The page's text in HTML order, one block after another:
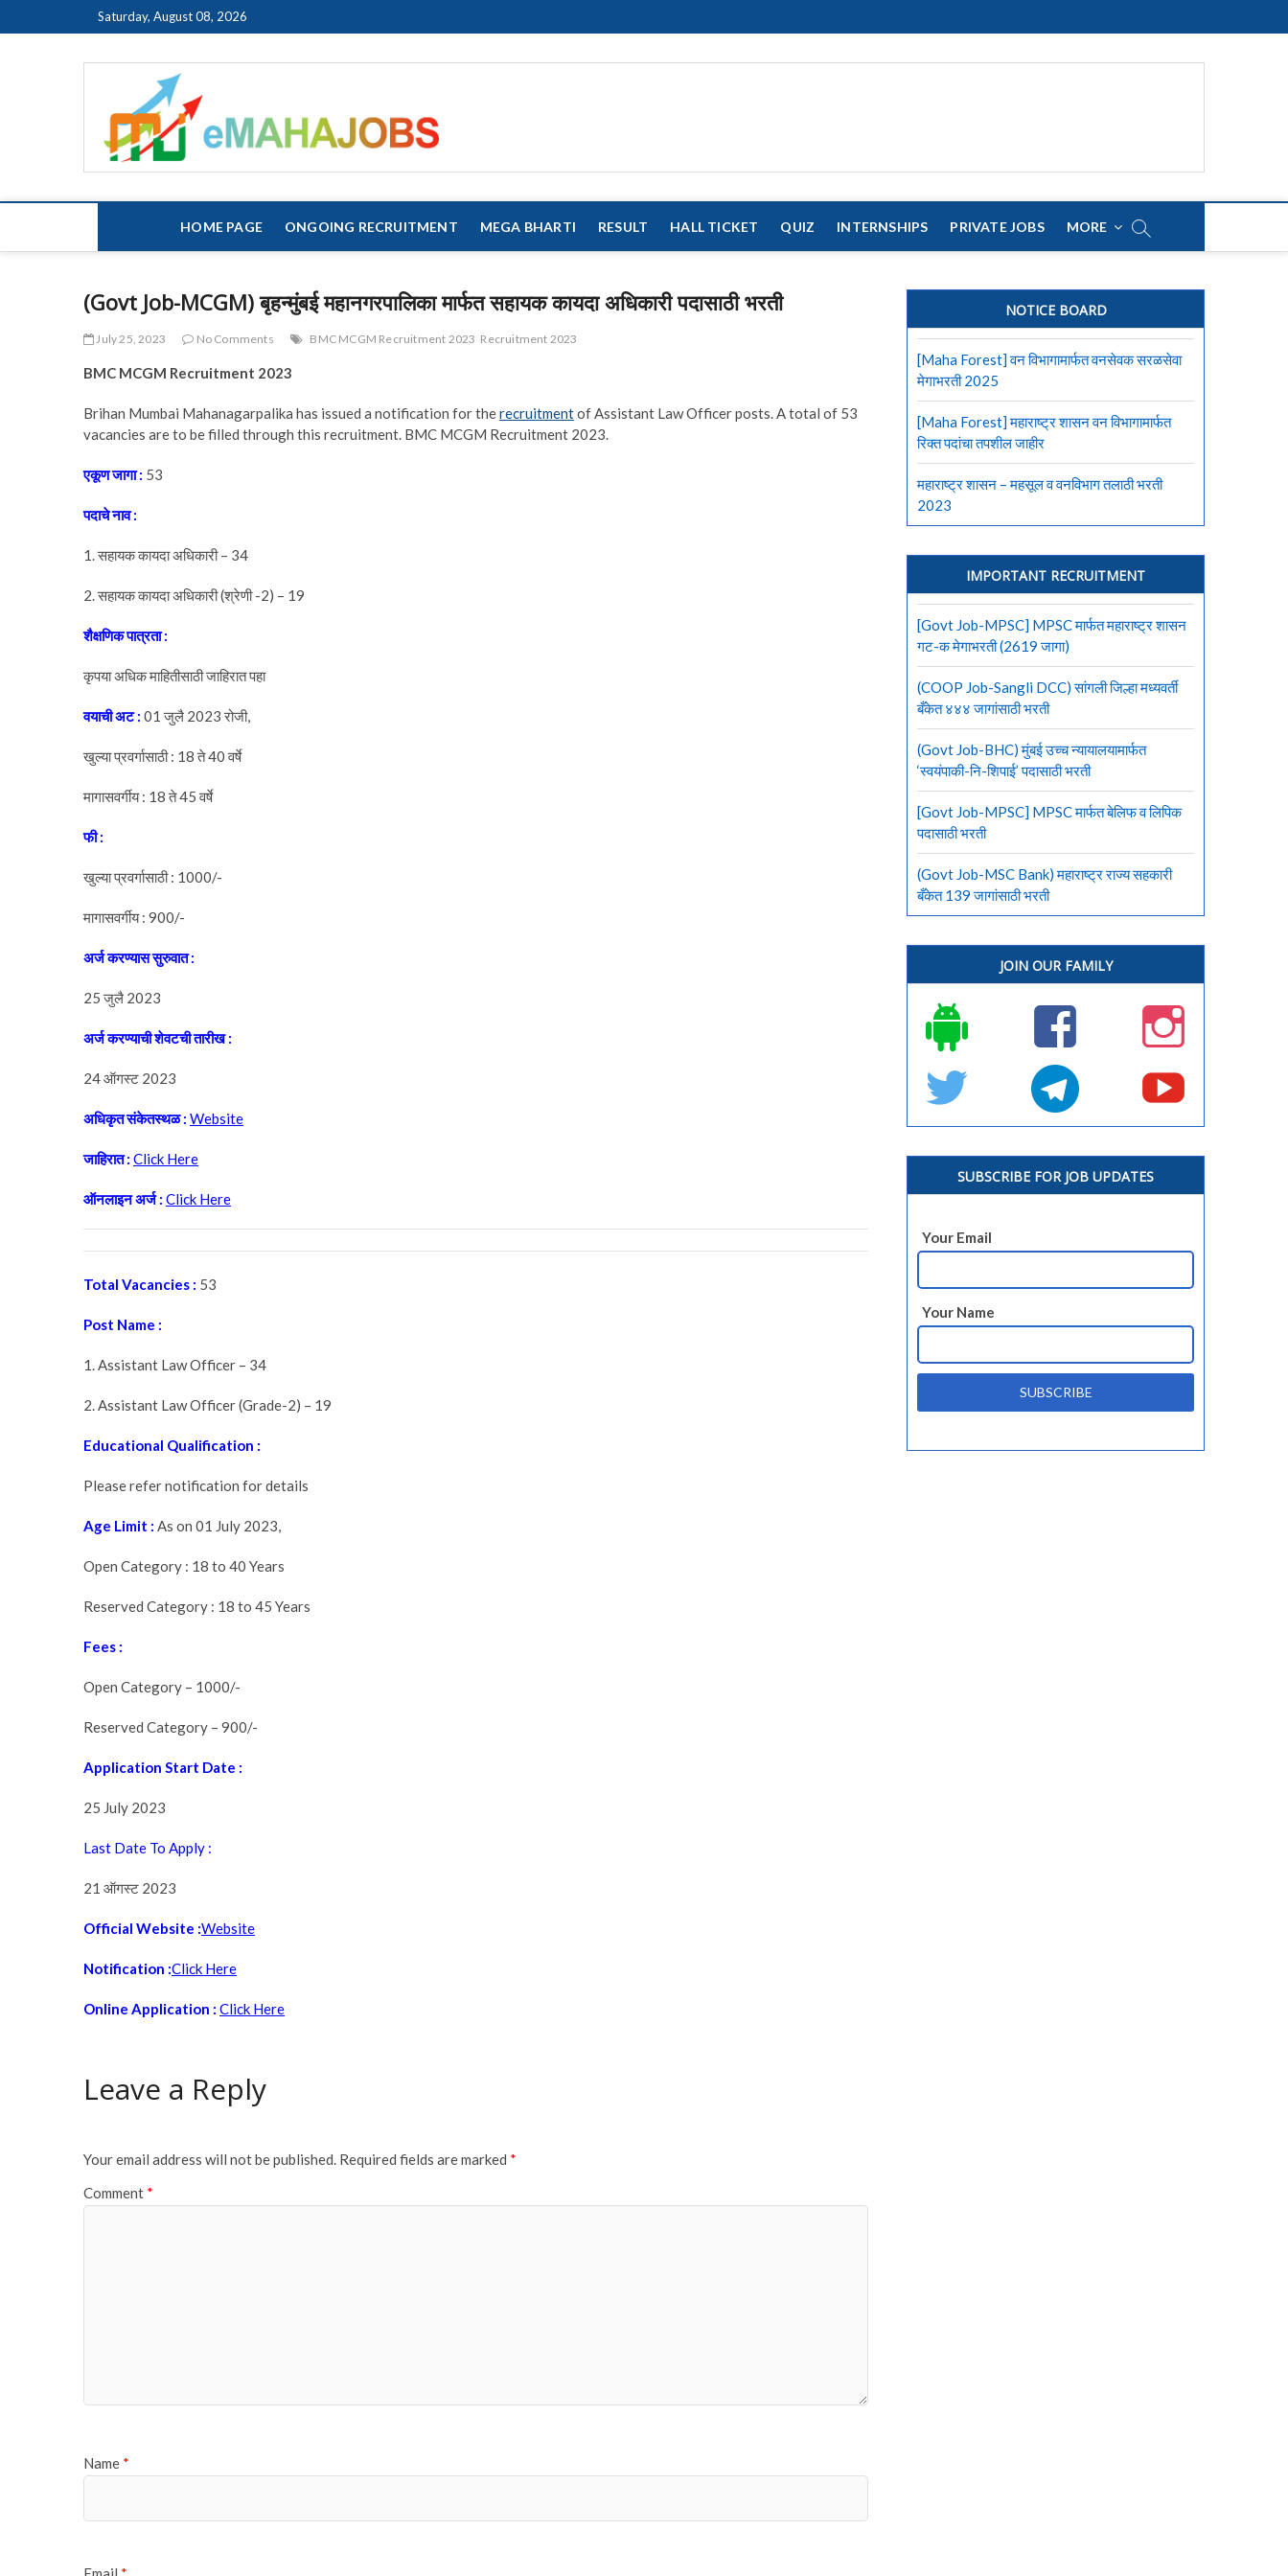
to
Saturday, August 08, 2026
HOME PAGE ONGOING RECRUITMENT MEGA BHARTI RESULT HALL TICKET QUIZ INTERNSHIPS PRIVATE JOBS MORE
(Govt Job-MCGM) बृहन्मुंबई महानगरपालिका मार्फत सहायक कायदा अधिकारी पदासाठी भरती
July 25, 2023 No Comments BMC MCGM Recruitment 2023 Recruitment 2023
BMC MCGM Recruitment 2023
Brihan Mumbai Mahanagarpalika has issued a notification for therecruitmentof Assistant Law Officer posts. A total of 53
vacancies are to be filled through this recruitment. BMC MCGM Recruitment 2023.
एकूण जागा : 53
पदाचे नाव :
1. सहायक कायदा अधिकारी – 34
2. सहायक कायदा अधिकारी (श्रेणी -2) – 19
शैक्षणिक पात्रता :
कृपया अधिक माहितीसाठी जाहिरात पहा
वयाची अट : 01 जुलै 2023 रोजी,
खुल्या प्रवर्गासाठी : 18 ते 40 वर्षे
मागासवर्गीय : 18 ते 45 वर्षे
फी :
खुल्या प्रवर्गासाठी : 1000/-
मागासवर्गीय : 900/-
अर्ज करण्यास सुरुवात :
25 जुलै 2023
अर्ज करण्याची शेवटची तारीख :
24 ऑगस्ट 2023
अधिकृत संकेतस्थळ : Website
जाहिरात : Click Here
ऑनलाइन अर्ज : Click Here
Total Vacancies : 53
Post Name :
1. Assistant Law Officer – 34
2. Assistant Law Officer (Grade-2) – 19
Educational Qualification :
Please refer notification for details
Age Limit : As on 01 July 2023,
Open Category : 18 to 40 Years
Reserved Category : 18 to 45 Years
Fees :
Open Category – 1000/-
Reserved Category – 900/-
Application Start Date :
25 July 2023
Last Date To Apply :
21 ऑगस्ट 2023
Official Website :Website
Notification :Click Here
Online Application : Click Here
Leave a Reply
Your email address will not be published. Required fields are marked *
Comment *
Name *
NOTICE BOARD
[Maha Forest] वन विभागामार्फत वनसेवक सरळसेवा
मेगाभरती 2025
[Maha Forest] महाराष्ट्र शासन वन विभागामार्फत
रिक्त पदांचा तपशील जाहीर
महाराष्ट्र शासन – महसूल व वनविभाग तलाठी भरती
2023
IMPORTANT RECRUITMENT
[Govt Job-MPSC] MPSC मार्फत महाराष्ट्र शासन
गट-क मेगाभरती (2619 जागा)
(COOP Job-Sangli DCC) सांगली जिल्हा मध्यवर्ती
बँकेत ४४४ जागांसाठी भरती
(Govt Job-BHC) मुंबई उच्च न्यायालयामार्फत
‘स्वयंपाकी-नि-शिपाई’ पदासाठी भरती
[Govt Job-MPSC] MPSC मार्फत बेलिफ व लिपिक
पदासाठी भरती
(Govt Job-MSC Bank) महाराष्ट्र राज्य सहकारी
बँकेत 139 जागांसाठी भरती
JOIN OUR FAMILY
SUBSCRIBE FOR JOB UPDATES
Your Email
Your Name